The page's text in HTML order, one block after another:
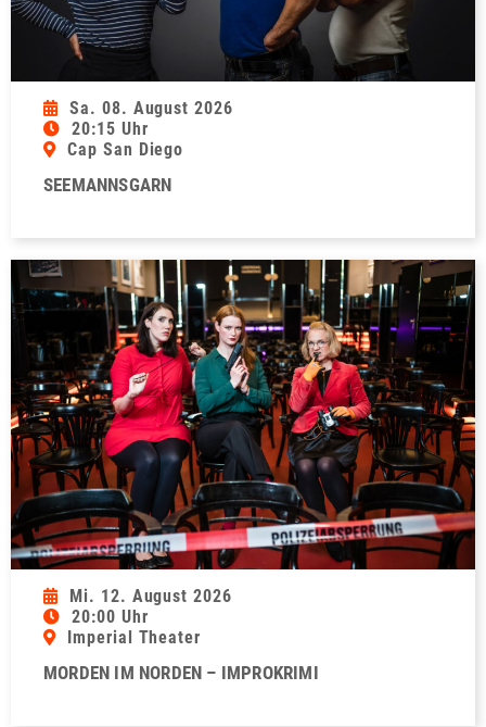
Sa. 08. August 2026
20:15 Uhr
Cap San Diego
SEEMANNSGARN
Mi. 12. August 2026
20:00 Uhr
Imperial Theater
MORDEN IM NORDEN – IMPROKRIMI